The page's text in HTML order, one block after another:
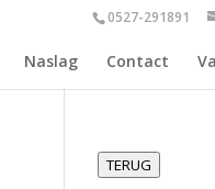
0527-291891
Naslag Contact
TERUG